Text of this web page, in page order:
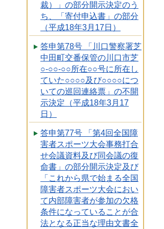
裁）」の部分開示決定のう
ち、「寄付申込書」の部分
（平成18年3月17日）
答申第78号 「川口警察署芝
中田町交番保管の川口市芝
○-○○-○○所在○○号に所在し
ていた○○○○及び○○○○につ
いての巡回連絡票」の不開
示決定（平成18年3月17
日）
答申第77号 「第4回全国障
害者スポーツ大会事務打合
せ会議資料及び同会議の復
命書」の部分開示決定及び
「これから県で始まる全国
障害者スポーツ大会におい
て内部障害者が参加の欠格
条件になっていることが合
法となる正当な理由文書全